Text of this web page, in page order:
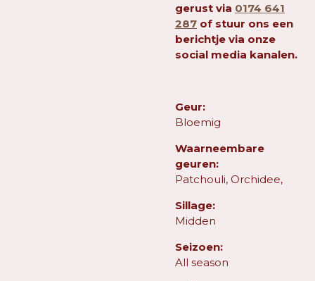
gerust via 0174 641
287 of stuur ons een
berichtje via onze
social media kanalen.
Geur:
Bloemig
Waarneembare
geuren:
Patchouli, Orchidee,
Sillage:
Midden
Seizoen:
All season